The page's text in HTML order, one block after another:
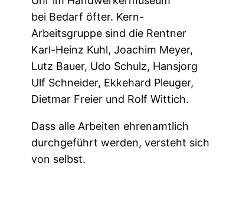
bei Bedarf öfter. Kern-
Arbeitsgruppe sind die Rentner
Karl-Heinz Kuhl, Joachim Meyer,
Lutz Bauer, Udo Schulz, Hansjorg
Ulf Schneider, Ekkehard Pleuger,
Dietmar Freier und Rolf Wittich.
Dass alle Arbeiten ehrenamtlich
durchgeführt werden, versteht sich
von selbst.